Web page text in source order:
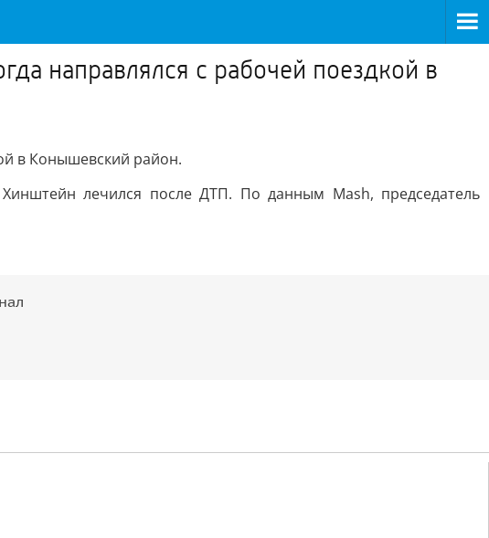
направлялся с рабочей поездкой в
в Конышевский район.
лечился после ДТП. По данным Mash, председатель